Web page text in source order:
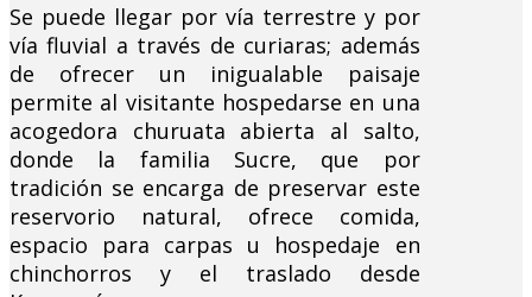
Se puede llegar por vía terrestre y por
vía fluvial a través de curiaras; además
de ofrecer un inigualable paisaje
permite al visitante hospedarse en una
acogedora churuata abierta al salto,
donde la familia Sucre, que por
tradición se encarga de preservar este
reservorio natural, ofrece comida,
espacio para carpas u hospedaje en
chinchorros y el traslado desde